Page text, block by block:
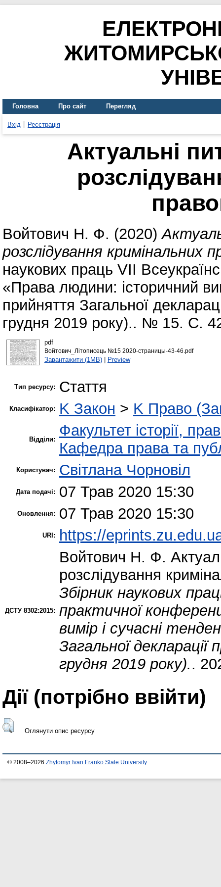
Головна Про сайт Перегляд
Вхід Реєстрація
Актуальні
Войтович Н. Ф. (2020)
розслідування кримінальних
наукових праць VІІ
«Права людини: історичний
прийняття Загальної
грудня 2019 року).. № 15. С.
pdf
Войтович_Літописець №15 2020-страницы-43-46.pdf
Завантажити (1MB)| Preview
Тип ресурсу: Стаття
Класифікатор: K Закон > K Право
Відділи:
Факультет історії,
Кафедра права та
Користувач: Світлана Чорновіл
Дата подачі: 07 Трав 2020 15:30
Оновлення: 07 Трав 2020 15:30
URI: https://
ДСТУ 8302:2015:
Войтович Н. Ф.
розслідування
Збірник наукових
практичної
вимір і сучасні
Загальної
грудня 2019 року)..
Дії ​​(потрібно ввійти)
Оглянути опис ресурсу
© 2008–2026 Zhytomyr Ivan Franko State University